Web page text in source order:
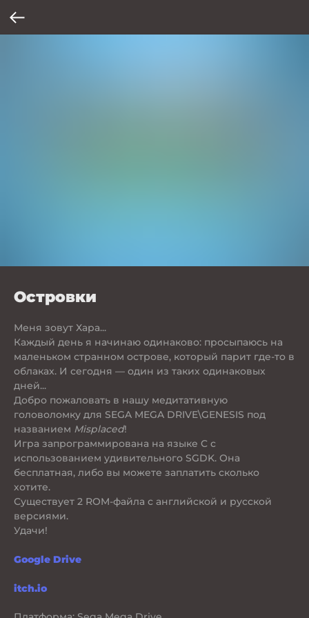
Островки
Меня зовут Хара...
Каждый день я начинаю одинаково: просыпаюсь на
маленьком странном острове, который парит где-то в
облаках. И сегодня — один из таких одинаковых
дней...
Добро пожаловать в нашу медитативную
головоломку для SEGA MEGA DRIVE\GENESIS под
названием Misplaced!
Игра запрограммирована на языке C с
использованием удивительного SGDK. Она
бесплатная, либо вы можете заплатить сколько
хотите.
Существует 2 ROM-файла с английской и русской
версиями.
Удачи!
Google Drive
itch.io